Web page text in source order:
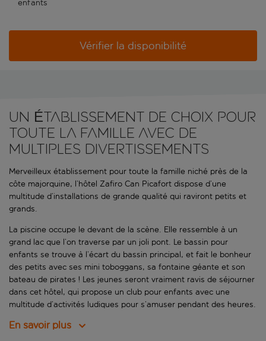
enfants
Vérifier la disponibilité
UN ÉTABLISSEMENT DE CHOIX POUR
TOUTE LA FAMILLE AVEC DE
MULTIPLES DIVERTISSEMENTS
Merveilleux établissement pour toute la famille niché près de la
côte majorquine, l’hôtel Zafiro Can Picafort dispose d’une
multitude d’installations de grande qualité qui raviront petits et
grands.
La piscine occupe le devant de la scène. Elle ressemble à un
grand lac que l’on traverse par un joli pont. Le bassin pour
enfants se trouve à l’écart du bassin principal, et fait le bonheur
des petits avec ses mini toboggans, sa fontaine géante et son
bateau de pirates ! Les jeunes seront vraiment ravis de séjourner
dans cet hôtel, qui propose un club pour enfants avec une
multitude d’activités ludiques pour s’amuser pendant des heures.
En savoir plus